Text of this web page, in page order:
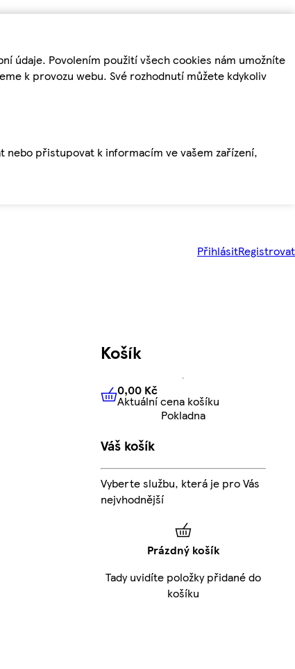
údaje. Povolením použití všech cookies nám umožníte
k provozu webu. Své rozhodnutí můžete kdykoliv
nebo přistupovat k informacím ve vašem zařízení,
PřihlásitRegistrovat
Košík
0,00 KčAktuální cena košíku
0,00 Kč
Aktuální cena košíku
Pokladna
Váš košík
Vyberte službu, která je pro Vás
nejvhodnější
Prázdný košík
Tady uvidíte položky přidané do
košíku